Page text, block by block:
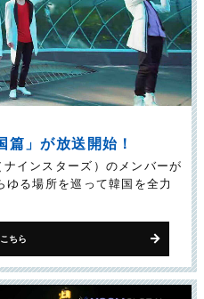
」が放送開始！
インスターズ）のメンバーが
ゆる場所を巡って韓国を全力
ちら